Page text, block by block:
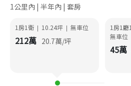
1公里內 | 半年內 | 套房
1房1衛 | 10.24坪 | 無車位
212萬 20.7萬/坪
1房1廳
無車位
45萬